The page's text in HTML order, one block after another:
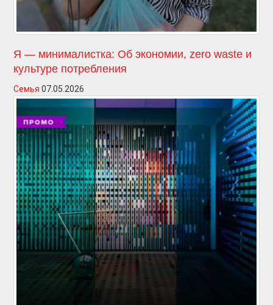
Я — минималистка: Об экономии, zero waste и
культуре потребления
Семья 07.05.2026